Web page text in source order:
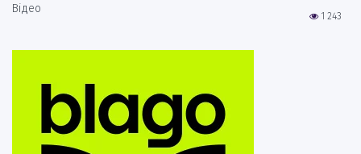
1 243
Відео